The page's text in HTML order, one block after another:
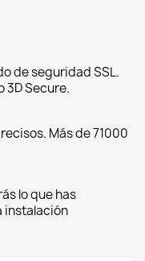
de seguridad SSL.
3D Secure.
Más de 71000
lo que has
instalación